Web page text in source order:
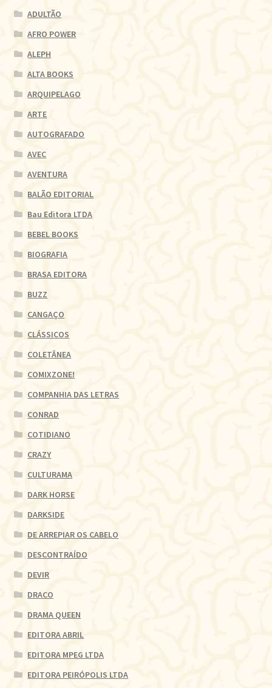
ADULTÃO
AFRO POWER
ALEPH
ALTA BOOKS
ARQUIPELAGO
ARTE
AUTOGRAFADO
AVEC
AVENTURA
BALÃO EDITORIAL
Bau Editora LTDA
BEBEL BOOKS
BIOGRAFIA
BRASA EDITORA
BUZZ
CANGAÇO
CLÁSSICOS
COLETÂNEA
COMIXZONE!
COMPANHIA DAS LETRAS
CONRAD
COTIDIANO
CRAZY
CULTURAMA
DARK HORSE
DARKSIDE
DE ARREPIAR OS CABELO
DESCONTRAÍDO
DEVIR
DRACO
DRAMA QUEEN
EDITORA ABRIL
EDITORA MPEG LTDA
EDITORA PEIRÓPOLIS LTDA